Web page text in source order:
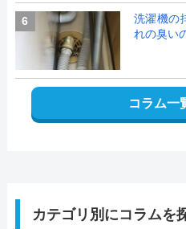
6
洗濯機の
れの臭い
コラム一
カテゴリ別にコラムを